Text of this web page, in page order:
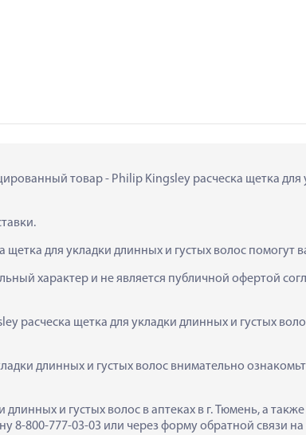
товар - Philip Kingsley расческа щетка для
для укладки длинных и густых волос помогут
характер и не является публичной офертой
расческа щетка для укладки длинных и густых
длинных и густых волос внимательно
и густых волос в аптеках в г. Тюмень, а
8-800-777-03-03 или через форму обратной связи на